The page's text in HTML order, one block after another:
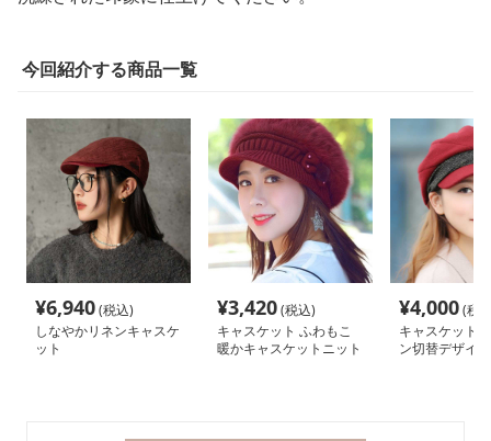
今回紹介する商品一覧
¥6,940(税込)
しなやかリネンキャスケ
ット
¥3,420(税込)
キャスケット ふわもこ
暖かキャスケットニット
¥4,000(税
キャスケット
ン切替デザイ